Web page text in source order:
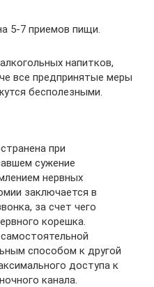
5-7 приемов пищи.
напитков,
все предпринятые меры
бесполезными.
при
сужение
нервных
заключается в
за счет чего
корешка.
способом к другой
доступа к
канала.